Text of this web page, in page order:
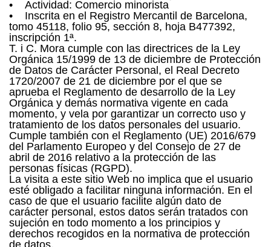
• Actividad: Comercio minorista
• Inscrita en el Registro Mercantil de Barcelona,
tomo 45118, folio 95, sección 8, hoja B477392,
inscripción 1ª.
T. i C. Mora cumple con las directrices de la Ley
Orgánica 15/1999 de 13 de diciembre de Protección
de Datos de Carácter Personal, el Real Decreto
1720/2007 de 21 de diciembre por el que se
aprueba el Reglamento de desarrollo de la Ley
Orgánica y demás normativa vigente en cada
momento, y vela por garantizar un correcto uso y
tratamiento de los datos personales del usuario.
Cumple también con el Reglamento (UE) 2016/679
del Parlamento Europeo y del Consejo de 27 de
abril de 2016 relativo a la protección de las
personas físicas (RGPD).
La visita a este sitio Web no implica que el usuario
esté obligado a facilitar ninguna información. En el
caso de que el usuario facilite algún dato de
carácter personal, estos datos serán tratados con
sujeción en todo momento a los principios y
derechos recogidos en la normativa de protección
de datos.